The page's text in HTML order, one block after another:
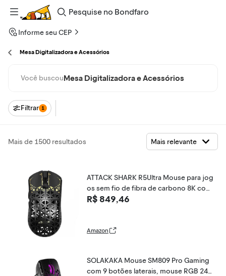
Pesquise
Bondfaro
Informe seu CEP
Mesa Digitalizadora e Acessórios
Você buscouMesa Digitalizadora e Acessórios
Filtrar 1
Mais de 1500 resultados
ATTACK SHARK R5Ultra Mouse para jog
os sem fio de fibra de carbono 8K com
42000 DPI - Sensor PAW3950 MAX -39g
ável para PC/Mac
R$ 849,46
Amazon
SOLAKAKA Mouse SM809 Pro Gaming
com 9 botões laterais, mouse RGB 240